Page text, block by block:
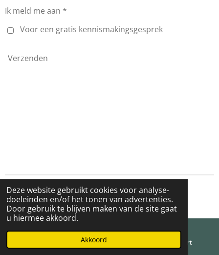
Deze website gebruikt cookies voor analyse-
doeleinden en/of het tonen van advertenties.
Door gebruik te blijven maken van de site gaat
u hiermee akkoord.
Akkoord
Ik meld me aan *
Voor een gratis kennismakingsgesprek
Verzenden
© 2022 - 2026 RRRust in de tent
Powered byJouwWeb
Telefoonnummer Kaart